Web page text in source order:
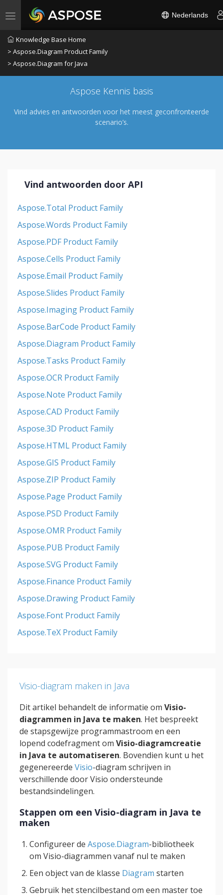
Toggle navigation Nederlands
Knowledge Base Home
> Aspose.Diagram Product Family
> Aspose.Diagram for Java
Aspose Kennis basis
Vind advies en antwoorden voor het meest geconfronteerde
scenario’s.
Vind antwoorden door API
Aspose.Total Product Family
Aspose.Words Product Family
Aspose.PDF Product Family
Aspose.Cells Product Family
Aspose.Email Product Family
Aspose.Slides Product Family
Aspose.Imaging Product Family
Aspose.BarCode Product Family
Aspose.Diagram Product Family
Aspose.Tasks Product Family
Aspose.OCR Product Family
Aspose.Note Product Family
Aspose.CAD Product Family
Aspose.3D Product Family
Aspose.HTML Product Family
Aspose.GIS Product Family
Aspose.ZIP Product Family
Aspose.Page Product Family
Aspose.PSD Product Family
Aspose.OMR Product Family
Aspose.PUB Product Family
Aspose.SVG Product Family
Aspose.Finance Product Family
Aspose.Drawing Product Family
Aspose.Font Product Family
Aspose.TeX Product Family
Visio-diagram maken in Java
Dit artikel behandelt de informatie om Visio-
diagrammen in Java te maken. Het bespreekt
de stapsgewijze programmastroom en een
lopend codefragment om Visio-diagramcreatie
in Java te automatiseren. Bovendien kunt u het
gegenereerde Visio-diagram schrijven in
verschillende door Visio ondersteunde
bestandsindelingen.
Stappen om een Visio-diagram in Java te
maken
Configureer de Aspose.Diagram-bibliotheek
om Visio-diagrammen vanaf nul te maken
Een object van de klasse Diagram starten
Gebruik het stencilbestand om een master toe